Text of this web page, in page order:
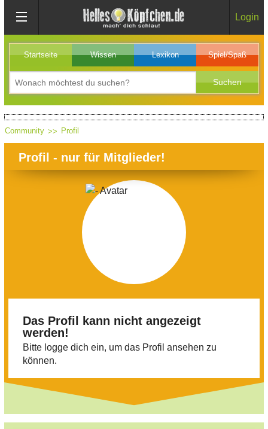
Login
Startseite Wissen Lexikon Spiel/Spaß
Community Profil
Profil - nur für Mitglieder!
Das Profil kann nicht angezeigt
werden!
Bitte logge dich ein, um das Profil ansehen zu
können.